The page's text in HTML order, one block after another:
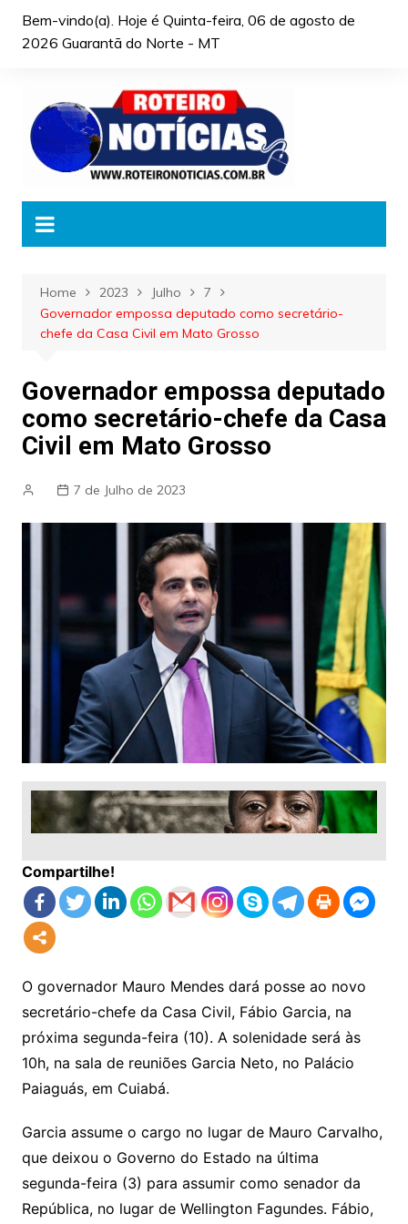
Bem-vindo(a). Hoje é Quinta-feira, 06 de agosto de
2026 Guarantã do Norte - MT
Home 2023 Julho
7
Governador empossa deputado como secretário-
chefe da Casa Civil em Mato Grosso
Governador empossa deputado
como secretário-chefe da Casa
Civil em Mato Grosso
7 de Julho de 2023
Compartilhe!
O governador Mauro Mendes dará posse ao novo
secretário-chefe da Casa Civil, Fábio Garcia, na
próxima segunda-feira (10). A solenidade será às
10h, na sala de reuniões Garcia Neto, no Palácio
Paiaguás, em Cuiabá.
Garcia assume o cargo no lugar de Mauro Carvalho,
que deixou o Governo do Estado na última
segunda-feira (3) para assumir como senador da
República, no lugar de Wellington Fagundes. Fábio,